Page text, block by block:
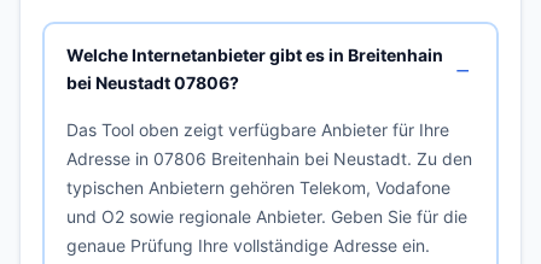
Welche Internetanbieter gibt es in Breitenhain
bei Neustadt 07806?
Das Tool oben zeigt verfügbare Anbieter für Ihre
Adresse in 07806 Breitenhain bei Neustadt. Zu den
typischen Anbietern gehören Telekom, Vodafone
und O2 sowie regionale Anbieter. Geben Sie für die
genaue Prüfung Ihre vollständige Adresse ein.